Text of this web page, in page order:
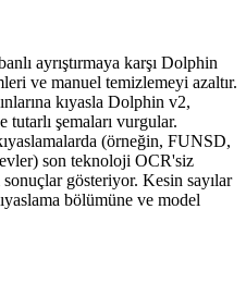
ayrıştırmaya karşı Dolphin
ve manuel temizlemeyi azaltır.
kıyasla Dolphin v2,
şemaları vurgular.
(örneğin, FUNSD,
son teknoloji OCR'siz
sonuçlar gösteriyor. Kesin sayılar
bölümüne ve model